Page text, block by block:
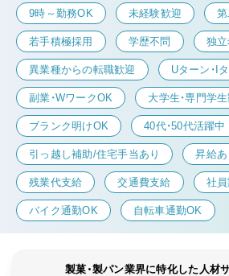
9時～勤務OK 未経験歓迎
若手積極採用 学歴不問 独
異業種からの転職歓迎 Uターン・I
副業・WワークOK 大学生・専門学
ブランク明けOK 40代・50代活躍中
引っ越し補助/住宅手当あり 昇給あ
残業代支給 交通費支給 社員
バイク通勤OK 自転車通勤OK
製菓・製パン業界に特化した人材